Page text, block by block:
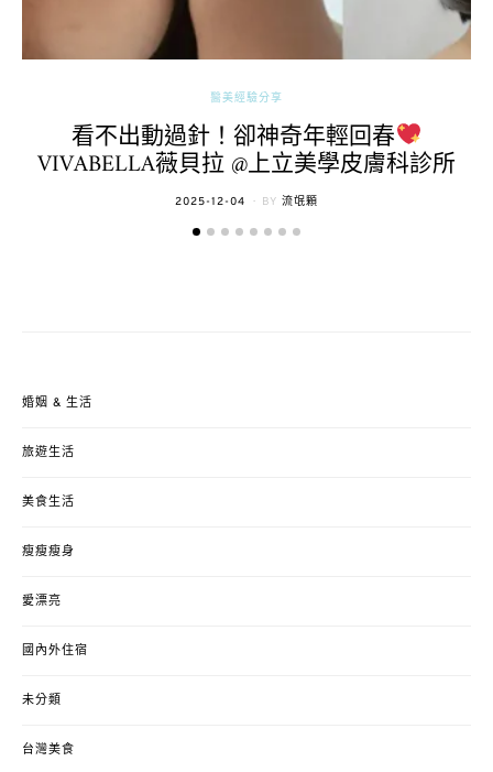
醫美經驗分享
看不出動過針！卻神奇年輕回春
VIVABELLA薇貝拉 @上立美學皮膚科診所
POSTED
2025-12-04 BY 流氓顆
婚姻 & 生活
旅遊生活
美食生活
瘦瘦瘦身
愛漂亮
國內外住宿
未分類
台灣美食